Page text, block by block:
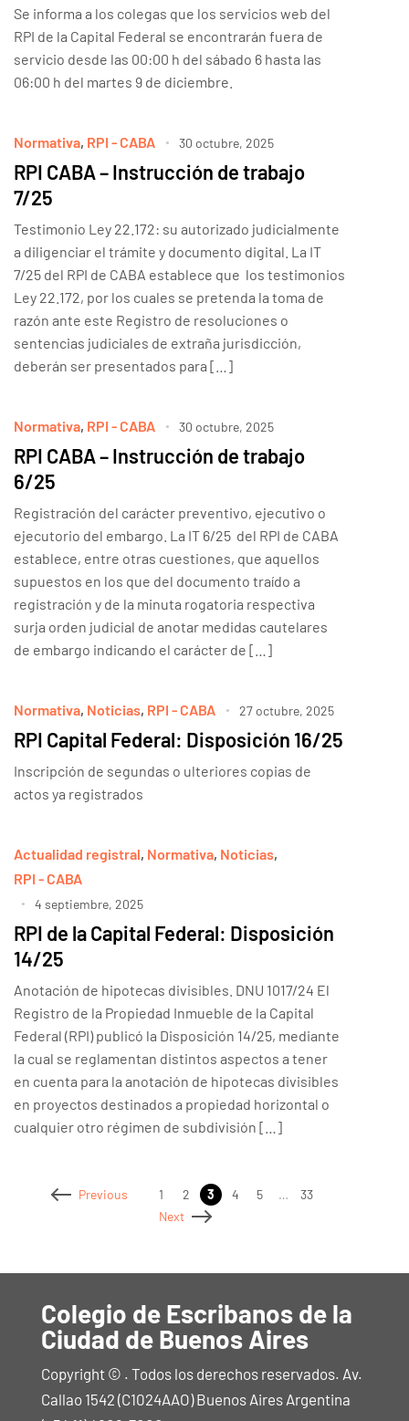
Se informa a los colegas que los servicios web del
RPI de la Capital Federal se encontrarán fuera de
servicio desde las 00:00 h del sábado 6 hasta las
06:00 h del martes 9 de diciembre.
Normativa, RPI - CABA 30 octubre, 2025
RPI CABA – Instrucción de trabajo
7/25
Testimonio Ley 22.172: su autorizado judicialmente
a diligenciar el trámite y documento digital. La IT
7/25 del RPI de CABA establece que los testimonios
Ley 22.172, por los cuales se pretenda la toma de
razón ante este Registro de resoluciones o
sentencias judiciales de extraña jurisdicción,
deberán ser presentados para […]
Normativa, RPI - CABA 30 octubre, 2025
RPI CABA – Instrucción de trabajo
6/25
Registración del carácter preventivo, ejecutivo o
ejecutorio del embargo. La IT 6/25 del RPI de CABA
establece, entre otras cuestiones, que aquellos
supuestos en los que del documento traído a
registración y de la minuta rogatoria respectiva
surja orden judicial de anotar medidas cautelares
de embargo indicando el carácter de […]
Normativa, Noticias, RPI - CABA 27 octubre, 2025
RPI Capital Federal: Disposición 16/25
Inscripción de segundas o ulteriores copias de
actos ya registrados
Actualidad registral, Normativa, Noticias,
RPI - CABA
4 septiembre, 2025
RPI de la Capital Federal: Disposición
14/25
Anotación de hipotecas divisibles. DNU 1017/24 El
Registro de la Propiedad Inmueble de la Capital
Federal (RPI) publicó la Disposición 14/25, mediante
la cual se reglamentan distintos aspectos a tener
en cuenta para la anotación de hipotecas divisibles
en proyectos destinados a propiedad horizontal o
cualquier otro régimen de subdivisión […]
Previous 1 2 3 4 5 …
33
Next
Colegio de Escribanos de la
Ciudad de Buenos Aires
Copyright © . Todos los derechos reservados. Av.
Callao 1542 (C1024AAO) Buenos Aires Argentina